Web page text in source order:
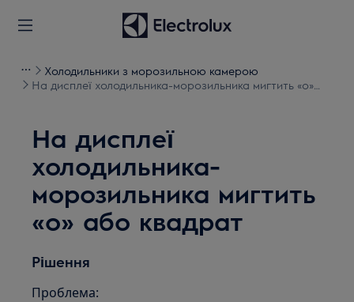
Холодильники з морозильною камерою
На дисплеї холодильника-морозильника мигтить «o»
На дисплеї
холодильника-
морозильника мигтить
«o» або квадрат
Рішення
Проблема: